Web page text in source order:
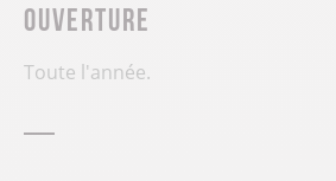
Ouverture
Toute l'année.